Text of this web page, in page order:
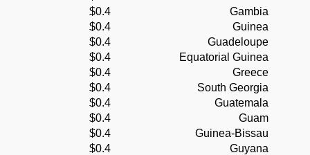
Gambia
$0.4
Guinea
$0.4
Guadeloupe
$0.4
Equatorial Guinea
$0.4
Greece
$0.4
South Georgia
$0.4
Guatemala
$0.4
Guam
$0.4
Guinea-Bissau
$0.4
Guyana
$0.4